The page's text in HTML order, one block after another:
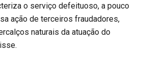
o serviço defeituoso, a pouco
ação de terceiros fraudadores,
naturais da atuação do